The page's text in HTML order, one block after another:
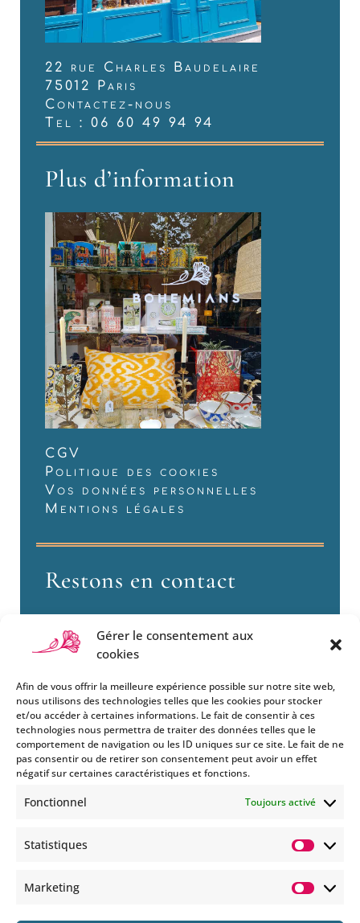
Gérer le consentement aux
cookies
Afin de vous offrir la meilleure expérience possible sur notre site web,
nous utilisons des technologies telles que les cookies pour stocker
et/ou accéder à certaines informations. Le fait de consentir à ces
technologies nous permettra de traiter des données telles que le
comportement de navigation ou les ID uniques sur ce site. Le fait de ne
pas consentir ou de retirer son consentement peut avoir un effet
négatif sur certaines caractéristiques et fonctions.
Fonctionnel Toujours activé
Statistiques
Marketing
22 rue Charles Baudelaire
75012 Paris
Contactez-nous
Tel : 06 60 49 94 94
Plus d’information
CGV
Politique des cookies
Vos données personnelles
Mentions légales
Restons en contact
Si vous souhaitez être informés
des nouveautés et évènements
que nous organisons
abonnez-vous à notre
de nos MMS.
En savoir plus